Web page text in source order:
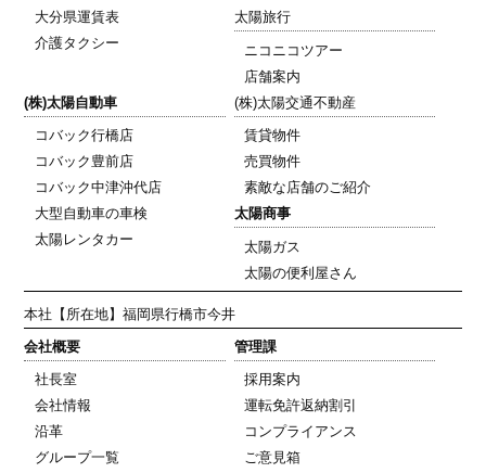
大分県運賃表
介護タクシー
太陽旅行
ニコニコツアー
店舗案内
(株)太陽自動車
コバック行橋店
コバック豊前店
コバック中津沖代店
大型自動車の車検
太陽レンタカー
(株)太陽交通不動産
賃貸物件
売買物件
素敵な店舗のご紹介
太陽商事
太陽ガス
太陽の便利屋さん
本社 【所在地】福岡県行橋市今井
会社概要
社長室
会社情報
沿革
グループ一覧
管理課
採用案内
運転免許返納割引
コンプライアンス
ご意見箱